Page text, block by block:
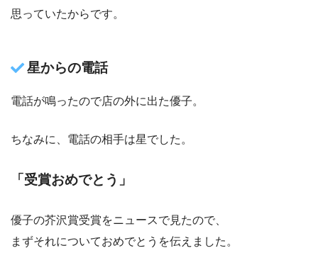
思っていたからです。
星からの電話
電話が鳴ったので店の外に出た優子。
ちなみに、電話の相手は星でした。
「受賞おめでとう」
優子の芥沢賞受賞をニュースで見たので、
まずそれについておめでとうを伝えました。